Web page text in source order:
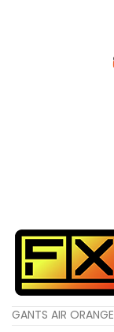
GANTS AIR ORANGE